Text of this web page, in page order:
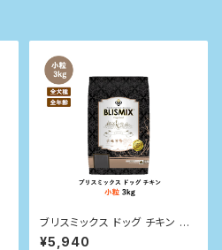
ブリスミックス ドッグ チキン 小
粒 3kg
¥5,940